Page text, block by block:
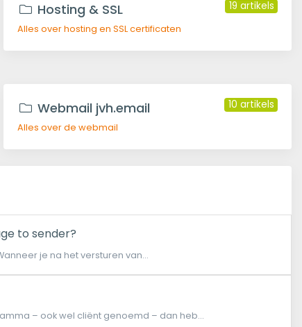
Hosting & SSL 19 artikels
Alles over hosting en SSL certificaten
Webmail jvh.email 10 artikels
Alles over de webmail
to sender?
je na het versturen van...
– ook wel cliënt genoemd – dan heb...